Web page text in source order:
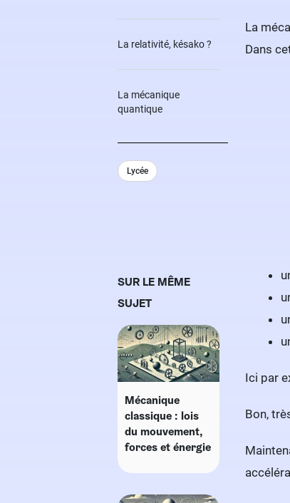
La
Dans
Ici par
Bon,
La relativité, késako ?
La mécanique
quantique
Lycée
SUR LE MÊME
SUJET
Mécanique
classique : lois
du mouvement,
forces et énergie